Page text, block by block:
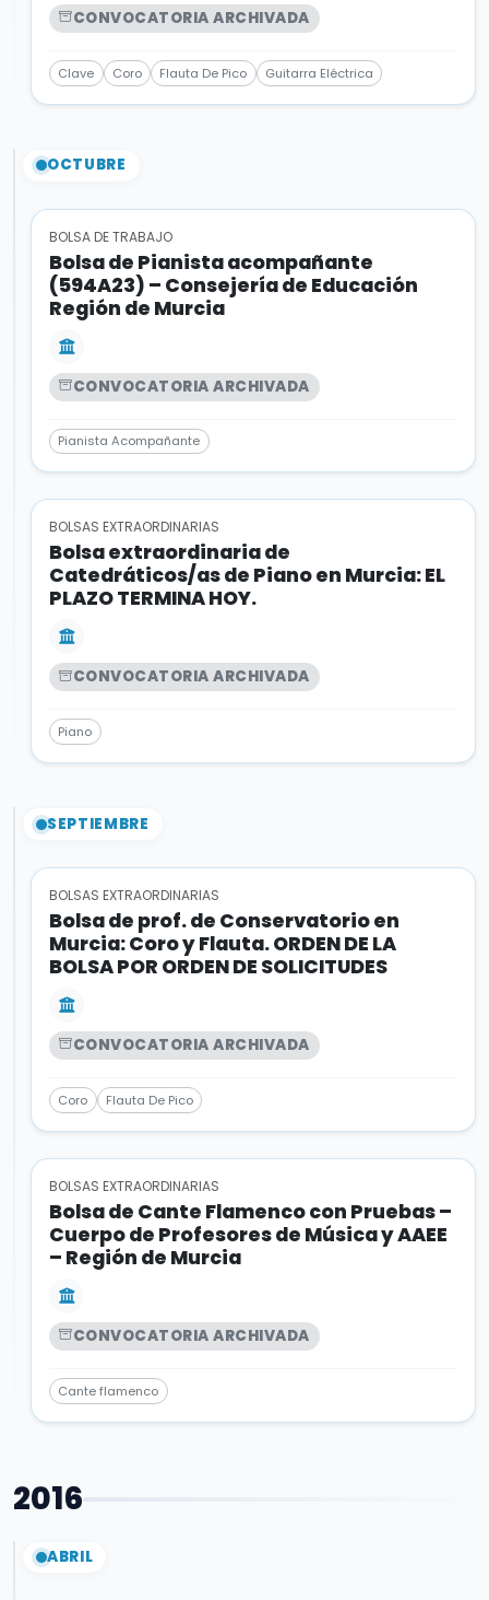
CONVOCATORIA ARCHIVADA
Clave Coro Flauta De Pico Guitarra Eléctrica
OCTUBRE
BOLSA DE TRABAJO
Bolsa de Pianista acompañante
(594A23) – Consejería de Educación
Región de Murcia
CONVOCATORIA ARCHIVADA
Pianista Acompañante
BOLSAS EXTRAORDINARIAS
Bolsa extraordinaria de
Catedráticos/as de Piano en Murcia: EL
PLAZO TERMINA HOY.
CONVOCATORIA ARCHIVADA
Piano
SEPTIEMBRE
BOLSAS EXTRAORDINARIAS
Bolsa de prof. de Conservatorio en
Murcia: Coro y Flauta. ORDEN DE LA
BOLSA POR ORDEN DE SOLICITUDES
CONVOCATORIA ARCHIVADA
Coro Flauta De Pico
BOLSAS EXTRAORDINARIAS
Bolsa de Cante Flamenco con Pruebas –
Cuerpo de Profesores de Música y AAEE
– Región de Murcia
CONVOCATORIA ARCHIVADA
Cante flamenco
2016
ABRIL